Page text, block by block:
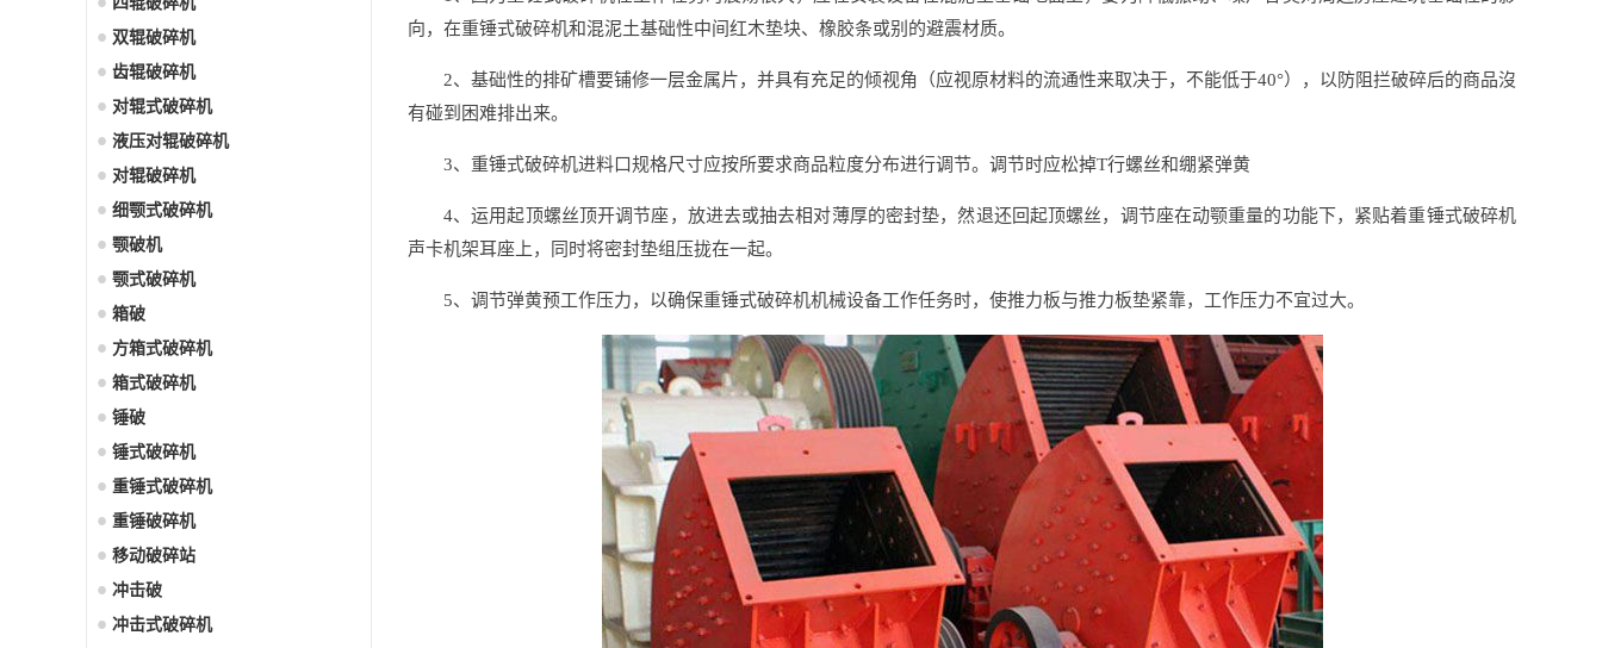
双辊破碎机
齿辊破碎机
对辊式破碎机
液压对辊破碎机
对辊破碎机
细颚式破碎机
颚破机
颚式破碎机
箱破
方箱式破碎机
箱式破碎机
锤破
锤式破碎机
重锤式破碎机
重锤破碎机
移动破碎站
冲击破
冲击式破碎机
向，在重锤式破碎机和混泥土基础性中间红木垫块、橡胶条或别的避震材质。
2、基础性的排矿槽要铺修一层金属片，并具有充足的倾视角（应视原材料的流通性来取决于，不能低于40°），以防阻拦破碎后的商品沒
有碰到困难排出来。
3、重锤式破碎机进料口规格尺寸应按所要求商品粒度分布进行调节。调节时应松掉T行螺丝和绷紧弹黄
4、运用起顶螺丝顶开调节座，放进去或抽去相对薄厚的密封垫，然退还回起顶螺丝，调节座在动颚重量的功能下，紧贴着重锤式破碎机
声卡机架耳座上，同时将密封垫组压拢在一起。
5、调节弹黄预工作压力，以确保重锤式破碎机机械设备工作任务时，使推力板与推力板垫紧靠，工作压力不宜过大。